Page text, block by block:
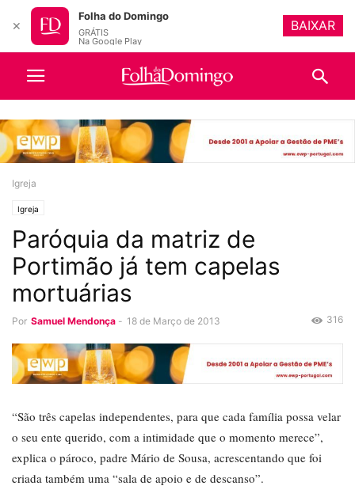
Igreja
Igreja
Paróquia da matriz de
Portimão já tem capelas
mortuárias
Por Samuel Mendonça - 18 de Março de 2013 316
“São três capelas independentes, para que cada família possa velar
o seu ente querido, com a intimidade que o momento merece”,
explica o pároco, padre Mário de Sousa, acrescentando que foi
criada também uma “sala de apoio e de descanso”.
✕
Folha do Domingo
GRÁTIS
Na Google Play
BAIXAR